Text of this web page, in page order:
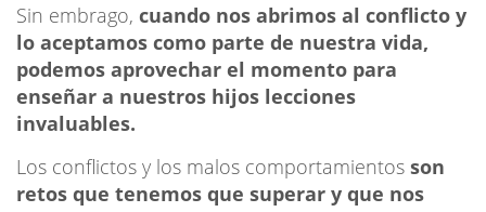
Sin embrago, cuando nos abrimos al conflicto y
lo aceptamos como parte de nuestra vida,
podemos aprovechar el momento para
enseñar a nuestros hijos lecciones
invaluables.
Los conflictos y los malos comportamientos son
retos que tenemos que superar y que nos